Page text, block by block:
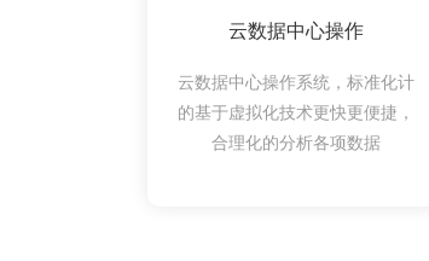
云数据中心操作
云数据中心操作系统，标准化计
的基于虚拟化技术更快更便捷，
合理化的分析各项数据